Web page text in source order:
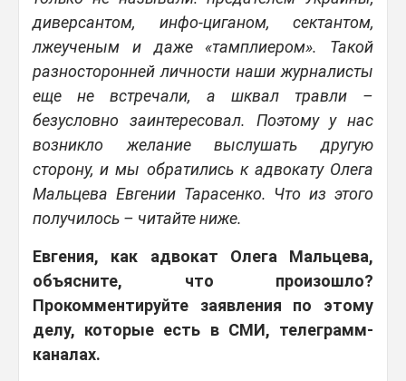
диверсантом, инфо-циганом, сектантом,
лжеученым и даже «тамплиером». Такой
разносторонней личности наши журналисты
еще не встречали, а шквал травли –
безусловно заинтересовал. Поэтому у нас
возникло желание выслушать другую
сторону, и мы обратились к адвокату Олега
Мальцева Евгении Тарасенко. Что из этого
получилось – читайте ниже.
Евгения, как адвокат Олега Мальцева,
объясните, что произошло?
Прокомментируйте заявления по этому
делу, которые есть в СМИ, телеграмм-
каналах.